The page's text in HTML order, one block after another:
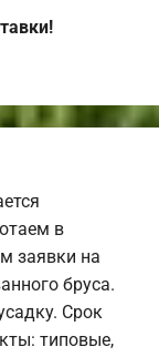
в
заявки на
бруса.
Срок
типовые,